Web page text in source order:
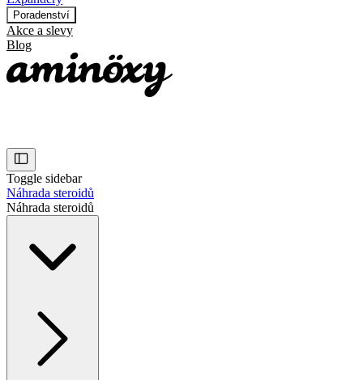
Poradenství
Akce a slevy
Blog
Toggle sidebar
Náhrada steroidů
Náhrada steroidů